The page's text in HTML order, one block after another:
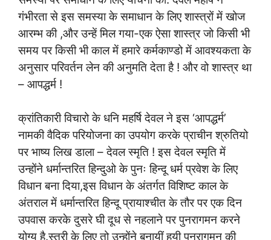
गंभीरता से इस समस्या के समाधान के लिए शास्त्रों में खोज
आरम्भ की ,और उन्हें मिल गया-एक ऐसा शास्त्र जो किसी भी
समय पर किसी भी काल में हमारे कर्मकाण्डो में आवश्यकता के
अनुसार परिवर्तन लेन की अनुमति देता है ! और वो शास्त्र था
– आपद्धर्म !
क्रांतिकारी विचारो के धनि महर्षि देवल ने इस ‘आपद्धर्म’
नामकी वैदिक परियोजना का उपयोग करके प्राचीन श्रुतियो
पर भाष्य लिख डाला – देवल स्मृति ! इस देवल स्मृति में
उन्होंने धर्मान्तरित हिन्दुओ के पुनः हिन्दू धर्म प्रवेश के लिए
विधान बना दिया,इस विधान के अंतर्गत विशिष्ट काल के
अंतराल में धर्मान्तरित हिन्दू प्रायाश्चीत के तौर पर एक दिन
उपवास करके दुसरे घी दूध से नहलाने पर पुनरागमन करने
योग्य है.स्त्री के लिए तो उन्होंने बनायीं हुयी पुनरागमन की